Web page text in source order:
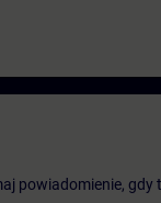
powiadomienie, gdy